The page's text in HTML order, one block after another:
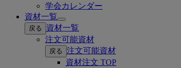
学会カレンダー
資材一覧
Open
submenu
戻る
資材一覧
注文可能資材
戻る 注文可能資材
資材注文 TOP